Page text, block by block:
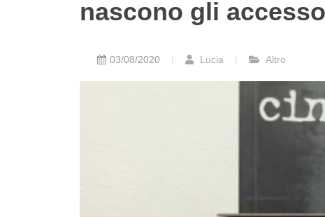
nascono gli
03/08/2020 Lucia Altro